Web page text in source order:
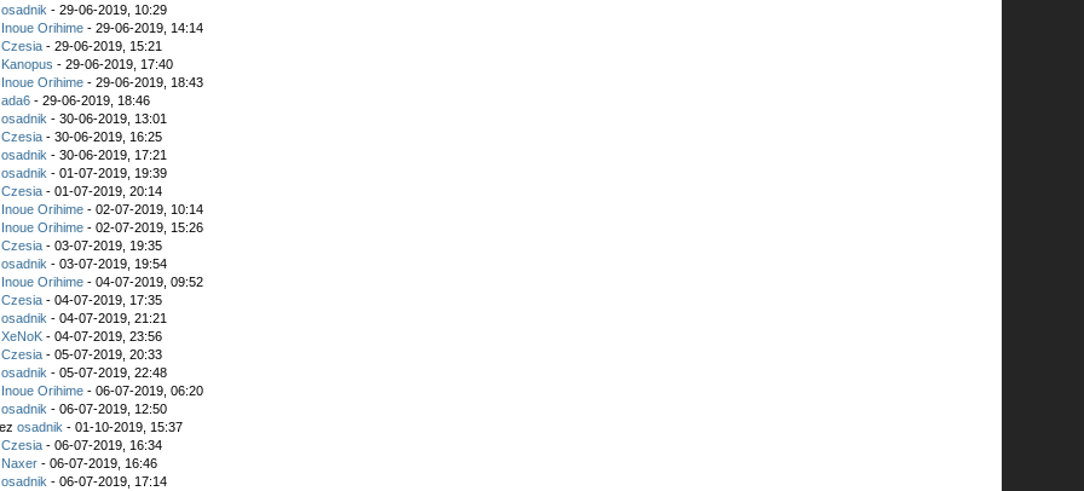
osadnik - 29-06-2019, 10:29
Inoue Orihime - 29-06-2019, 14:14
Czesia - 29-06-2019, 15:21
Kanopus - 29-06-2019, 17:40
Inoue Orihime - 29-06-2019, 18:43
ada6 - 29-06-2019, 18:46
osadnik - 30-06-2019, 13:01
Czesia - 30-06-2019, 16:25
osadnik - 30-06-2019, 17:21
osadnik - 01-07-2019, 19:39
Czesia - 01-07-2019, 20:14
Inoue Orihime - 02-07-2019, 10:14
Inoue Orihime - 02-07-2019, 15:26
Czesia - 03-07-2019, 19:35
osadnik - 03-07-2019, 19:54
Inoue Orihime - 04-07-2019, 09:52
Czesia - 04-07-2019, 17:35
osadnik - 04-07-2019, 21:21
XeNoK - 04-07-2019, 23:56
Czesia - 05-07-2019, 20:33
osadnik - 05-07-2019, 22:48
Inoue Orihime - 06-07-2019, 06:20
osadnik - 06-07-2019, 12:50
osadnik - 01-10-2019, 15:37
Czesia - 06-07-2019, 16:34
Naxer - 06-07-2019, 16:46
osadnik - 06-07-2019, 17:14